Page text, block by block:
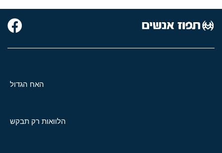
האח הגדול
הלוואות רק תבקש